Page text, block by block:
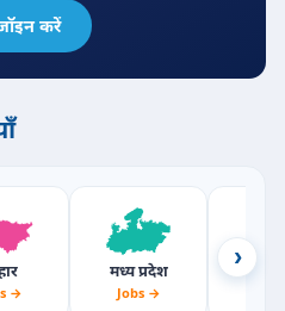
करें
→
मध्य प्रदेश
Jobs →
›